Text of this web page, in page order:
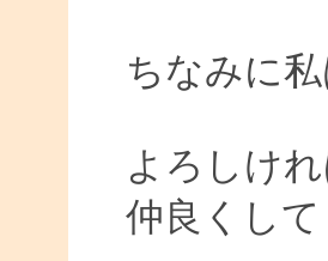
ちなみに
よろしけ
仲良くし